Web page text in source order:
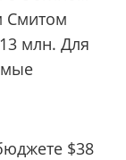
Смитом
млн. Для
$38